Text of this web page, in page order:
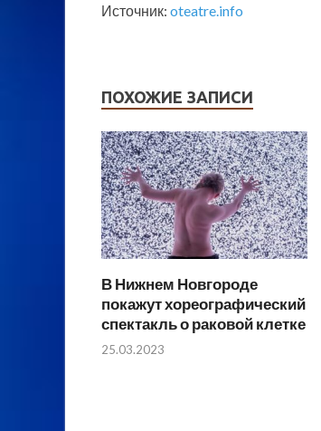
Источник: oteatre.info
ПОХОЖИЕ ЗАПИСИ
В Нижнем Новгороде
покажут хореографический
спектакль о раковой клетке
25.03.2023